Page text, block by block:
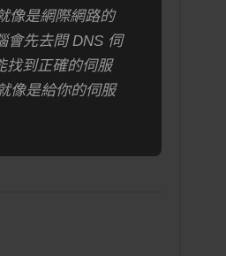
像是網際網路的
會先去問 DNS 伺
找到正確的伺服
像是給你的伺服